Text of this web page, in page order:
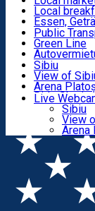
Transport &
Live Webcams
Guided
Local
Ski
Eislaufen
Yoga
Motels
Camping
Zimmer zu
Wohnungen
Unterkunft
Local
Essen,
Pizza
Fast Food
Kaffeestube
Konditorei
Pub, Bar
Nachtclubs
Bäckerei
Public
Green Line
Fahrad
Scooter
Taxi
Ride Sharing
Park-
Parkplätze
Sibiu
View of
Arena
Live
Sibiu
View
Arena
Home
Street
Street art